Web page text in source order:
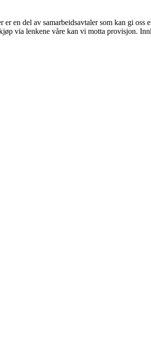
en del av samarbeidsavtaler som kan gi oss
via lenkene våre kan vi motta provisjon.